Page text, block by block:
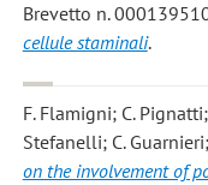
Brevetto n.
cellule staminali.
F. Flamigni; C.
Stefanelli; C.
on the involvement of